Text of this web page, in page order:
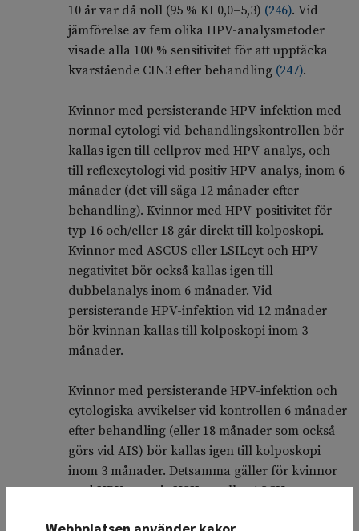
10 år var då noll (95 % KI 0,0–5,3) (246). Vid
jämförelse av fem olika HPV-analysmetoder
visade alla 100 % sensitivitet för att upptäcka
kvarstående CIN3 efter behandling (247).
Kvinnor med persisterande HPV-infektion med
normal cytologi vid behandlingskontrollen bör
kallas igen till cellprov med HPV-analys, och
till reflexcytologi vid positiv HPV-analys, inom 6
månader (det vill säga 12 månader efter
behandling). Kvinnor med HPV-positivitet för
typ 16 och/eller 18 går direkt till kolposkopi.
Kvinnor med ASCUS eller LSILcyt och HPV-
negativitet bör också kallas igen till
dubbelanalys inom 6 månader. Vid
persisterande HPV-infektion vid 12 månader
bör kvinnan kallas till kolposkopi inom 3
månader.
Kvinnor med persisterande HPV-infektion och
cytologiska avvikelser vid kontrollen 6 månader
efter behandling (eller 18 månader som också
görs vid AIS) bör kallas igen till kolposkopi
inom 3 månader. Detsamma gäller för kvinnor
med HPV-negativ HSILcyt eller ASCH.